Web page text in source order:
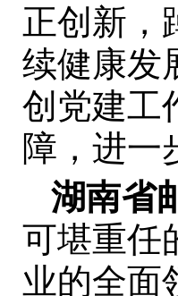
正创新，
续健康发
创党建工
障，进一
湖南省
可堪重任
业的全面